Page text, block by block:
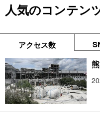
人気のコンテン
アクセス数